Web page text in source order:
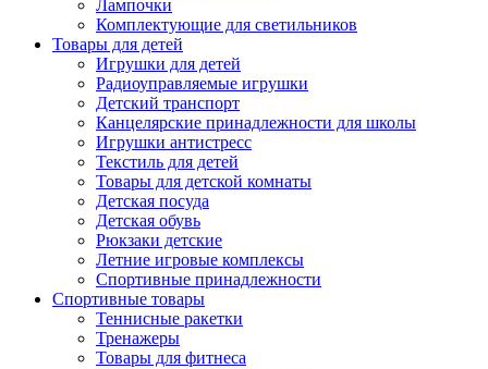
Лампочки
Комплектующие для светильников
Товары для детей
Игрушки для детей
Радиоуправляемые игрушки
Детский транспорт
Канцелярские принадлежности для школы
Игрушки антистресс
Текстиль для детей
Товары для детской комнаты
Детская посуда
Детская обувь
Рюкзаки детские
Летние игровые комплексы
Спортивные принадлежности
Спортивные товары
Теннисные ракетки
Тренажеры
Товары для фитнеса